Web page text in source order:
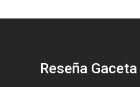
Reseña Gaceta